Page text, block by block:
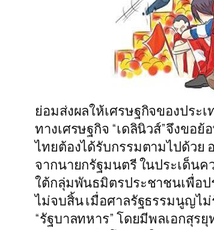
ย่อมส่งผลให้เศรษฐกิจของประ
ทางเศรษฐกิจ “เดลินิวส์”จึงขอ
ไทยต้องได้รับกรรมตามไปด้วย
จากนายกรัฐมนตรี ในประเด็น
ใต้กลุ่มพันธมิตรประชาชนเพื่อป
ไม่จบสิ้น เมื่อศาลรัฐธรรมนูญไม่
“รัฐบาลทหาร” โดยมีพลเอกสุร